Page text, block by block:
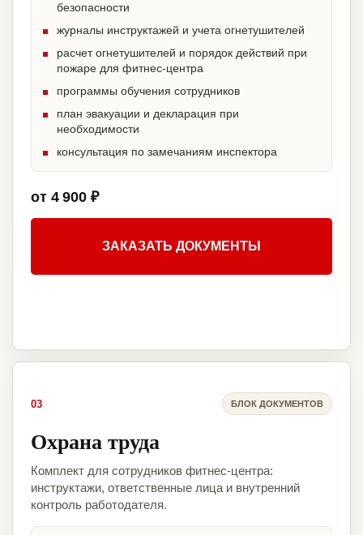
безопасности
журналы инструктажей и учета огнетушителей
расчет огнетушителей и порядок действий при
пожаре для фитнес-центра
программы обучения сотрудников
план эвакуации и декларация при
необходимости
консультация по замечаниям инспектора
от 4 900 ₽
ЗАКАЗАТЬ ДОКУМЕНТЫ
03 БЛОК ДОКУМЕНТОВ
Охрана труда
Комплект для сотрудников фитнес-центра:
инструктажи, ответственные лица и внутренний
контроль работодателя.